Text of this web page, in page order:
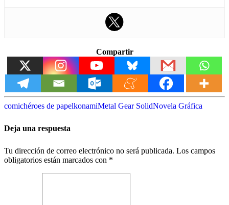
Compartir
comichéroes de papelkonamiMetal Gear SolidNovela Gráfica
Deja una respuesta
Tu dirección de correo electrónico no será publicada. Los campos
obligatorios están marcados con *